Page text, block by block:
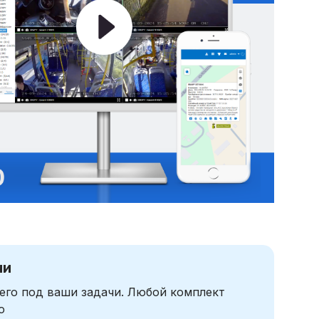
под ваши задачи. Любой комплект